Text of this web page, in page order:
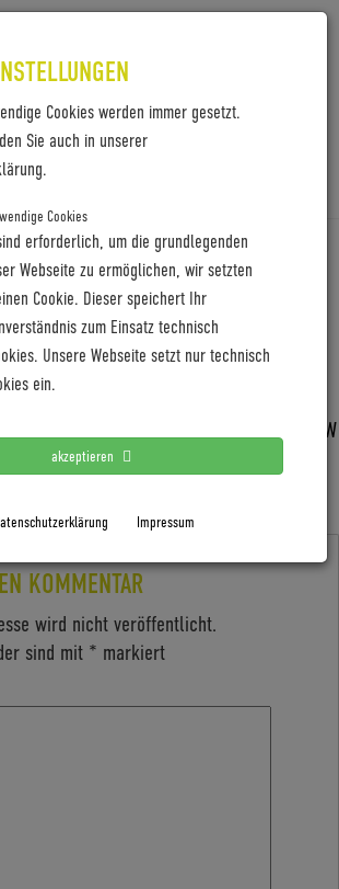
Cookies werden immer gesetzt.
Sie auch in unserer
Cookies
erforderlich, um die grundlegenden
Webseite zu ermöglichen, wir setzten
Cookie. Dieser speichert Ihr
zum Einsatz technisch
Unsere Webseite setzt nur technisch
ein.
akzeptieren
Impressum
Nils_Laengner-4960_Fachjury
KOMMENTAR
wird nicht veröffentlicht.
sind mit * markiert